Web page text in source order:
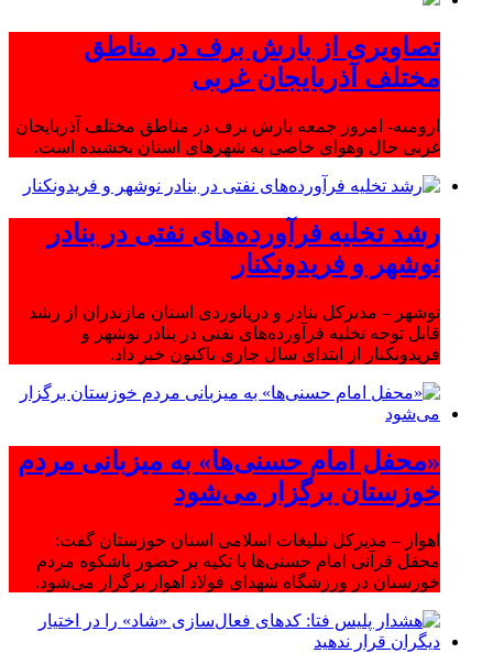
تصاویری از بارش برف در مناطق
مختلف آذربایجان غربی
ارومیه- امروز جمعه بارش برف در مناطق مختلف آذربایجان
غربی حال وهوای خاصی به شهرهای استان بخشیده است.
رشد تخلیه فرآورده‌های نفتی در بنادر
نوشهر و فریدونکنار
نوشهر – مدیرکل بنادر و دریانوردی استان مازندران از رشد
قابل توجه تخلیه فرآورده‌های نفتی در بنادر نوشهر و
فریدونکنار از ابتدای سال جاری تاکنون خبر داد.
«محفل امام حسنی‌ها» به میزبانی مردم
خوزستان برگزار می‌شود
اهواز – مدیرکل تبلیغات اسلامی استان خوزستان گفت:
محفل قرآنی امام حسنی‌ها با تکیه بر حضور باشکوه مردم
خوزستان در ورزشگاه شهدای فولاد اهواز برگزار می‌شود.